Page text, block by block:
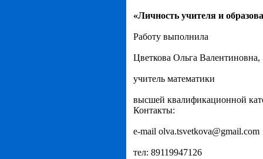
«Личность учителя и
Работу выполнила
Цветкова Ольга Валентиновна,
учитель математики
высшей квалификационной
Контакты:
e-mail olva.tsvetkova@gmail.com
тел: 89119947126